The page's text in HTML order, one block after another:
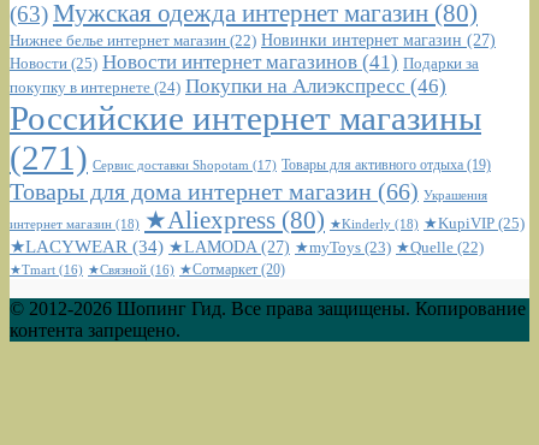
(63)Мужская одежда интернет магазин (80)
Нижнее белье интернет магазин (22) Новинки интернет магазин (27)
Новости (25) Новости интернет магазинов (41) Подарки за
покупку в интернете (24) Покупки на Алиэкспресс (46)
Российские интернет магазины
(271) Сервис доставки Shopotam (17) Товары для активного отдыха (19)
Товары для дома интернет магазин (66) Украшения
интернет магазин (18) ★Aliexpress (80) ★Kinderly (18) ★KupiVIP (25)
★LACYWEAR (34) ★LAMODA(27) ★myToys (23) ★Quelle (22)
★Tmart (16) ★Связной (16) ★Сотмаркет (20)
© 2012-2026 Шопинг Гид. Все права защищены. Копирование
контента запрещено.